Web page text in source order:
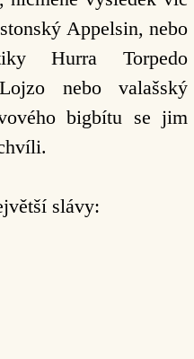
Appelsin, nebo
Hurra Torpedo
nebo valašský
bigbítu se jim
slávy: